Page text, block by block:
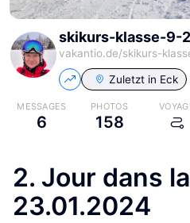
skikurs-klasse-9-
vakantio.de/skikurs-
Zuletzt in Eck
MESSAGES
6
PHOTOS
158
2. Jour dans
23.01.2024